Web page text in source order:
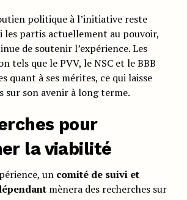
politique à l’initiative reste
les partis actuellement au pouvoir,
de soutenir l’expérience. Les
tels que le PVV, le NSC et le BBB
quant à ses mérites, ce qui laisse
sur son avenir à long terme.
pour
la viabilité
un comité de suivi et
mènera des recherches sur